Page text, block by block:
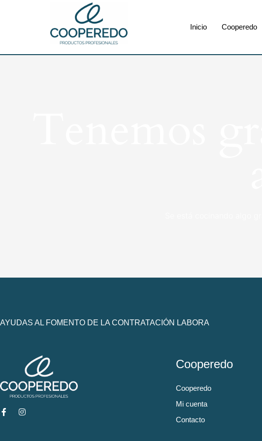
Inicio Cooperedo
AYUDAS AL FOMENTO DE LA CONTRATACIÓN LABORA
Cooperedo
Cooperedo
Mi cuenta
Contacto